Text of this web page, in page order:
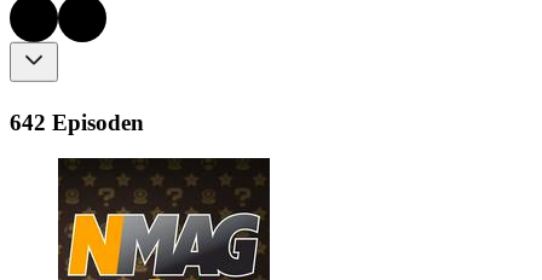
642 Episoden